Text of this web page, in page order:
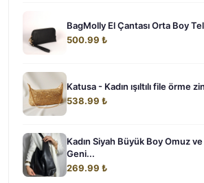
BagMolly El Çantası Orta Boy
500.99 ₺
Katusa - Kadın ışıltılı file örme
538.99 ₺
Kadın Siyah Büyük Boy Omuz
Geni...
269.99 ₺